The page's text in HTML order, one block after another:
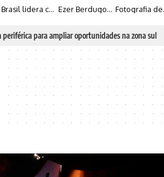
Brasil lidera crescimento entre os 15 maiores mercados globais de viagens corporativas Ezer Berdugo transforma experiências multiculturais e memórias em narrativas visuais por meio da fotografia Fotografia
para ampliar oportunidades na zona sul